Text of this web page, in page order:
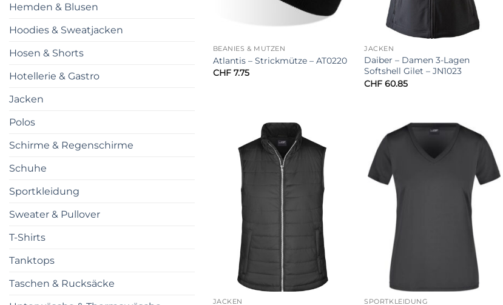
Hemden & Blusen
Hoodies & Sweatjacken
Hosen & Shorts
Hotellerie & Gastro
Jacken
Polos
Schirme & Regenschirme
Schuhe
Sportkleidung
Sweater & Pullover
T-Shirts
Tanktops
Taschen & Rucksäcke
BEANIES & MÜTZEN
Atlantis – Strickmütze – AT0220
CHF7.75
JACKEN
Daiber – Damen 3-Lagen
Softshell Gilet – JN1023
CHF 60.85
JACKEN SPORTKLEIDUNG